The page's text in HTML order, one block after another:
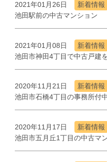
2021年01月26日
新着情報
池田駅前の中古マンション
2021年01月08日
新着情報
池田市神田4丁目で中古戸建
2020年11月21日
新着情報
池田市石橋4丁目の事務所付
2020年11月17日
新着情報
池田市五月丘1丁目の中古マ